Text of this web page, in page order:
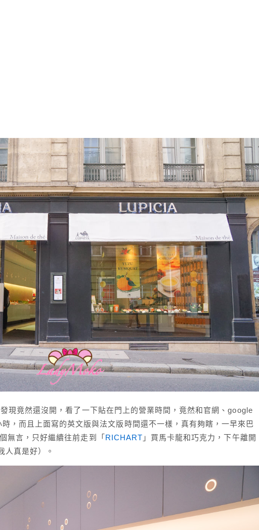
現竟然還沒開，看了一下貼在門上的營業時間，竟然和官網、google
，而且上面寫的英文版與法文版時間還不一樣，真有夠瞎，一早來巴
無言，只好繼續往前走到「 RICHART 」買馬卡龍和巧克力，下午離開
人真是好）。